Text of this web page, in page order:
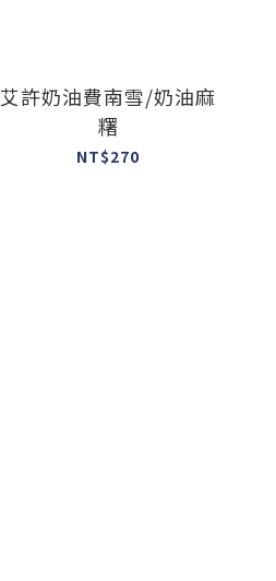
艾許奶油費南雪/奶油麻
糬
NT$270